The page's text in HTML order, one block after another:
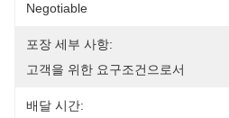
Negotiable
포장 세부 사항:
고객을 위한 요구조건으로서
배달 시간: